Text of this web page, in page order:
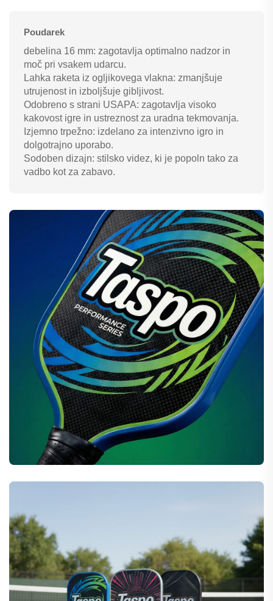
Poudarek
debelina 16 mm: zagotavlja optimalno nadzor in
moč pri vsakem udarcu.
Lahka raketa iz ogljikovega vlakna: zmanjšuje
utrujenost in izboljšuje gibljivost.
Odobreno s strani USAPA: zagotavlja visoko
kakovost igre in ustreznost za uradna tekmovanja.
Izjemno trpežno: izdelano za intenzivno igro in
dolgotrajno uporabo.
Sodoben dizajn: stilsko videz, ki je popoln tako za
vadbo kot za zabavo.